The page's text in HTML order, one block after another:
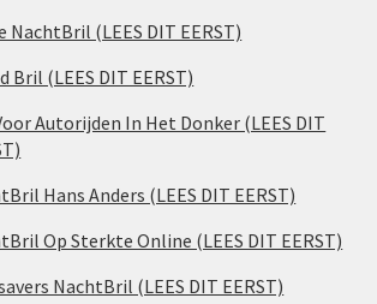
NachtBril (LEES DIT EERST)
Bril (LEES DIT EERST)
Autorijden In Het Donker (LEES DIT
Hans Anders (LEES DIT EERST)
Op Sterkte Online (LEES DIT EERST)
NachtBril (LEES DIT EERST)